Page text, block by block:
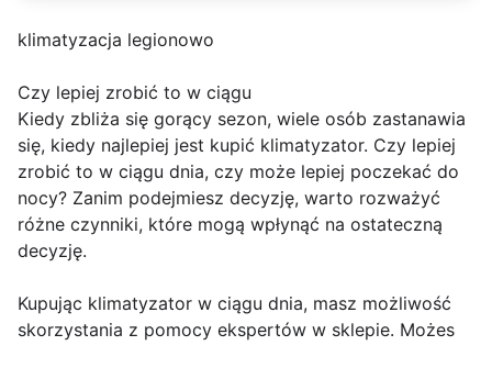
klimatyzacja legionowo
Czy lepiej zrobić to w ciągu
Kiedy zbliża się gorący sezon, wiele osób zastanawia
się, kiedy najlepiej jest kupić klimatyzator. Czy lepiej
zrobić to w ciągu dnia, czy może lepiej poczekać do
nocy? Zanim podejmiesz decyzję, warto rozważyć
różne czynniki, które mogą wpłynąć na ostateczną
decyzję.
Kupując klimatyzator w ciągu dnia, masz możliwość
skorzystania z pomocy ekspertów w sklepie. Możes